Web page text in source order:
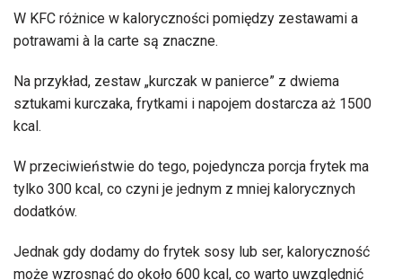
W KFC różnice w kaloryczności pomiędzy zestawami a
potrawami à la carte są znaczne.
Na przykład, zestaw „kurczak w panierce” z dwiema
sztukami kurczaka, frytkami i napojem dostarcza aż 1500
kcal.
W przeciwieństwie do tego, pojedyncza porcja frytek ma
tylko 300 kcal, co czyni je jednym z mniej kalorycznych
dodatków.
Jednak gdy dodamy do frytek sosy lub ser, kaloryczność
może wzrosnąć do około 600 kcal, co warto uwzględnić